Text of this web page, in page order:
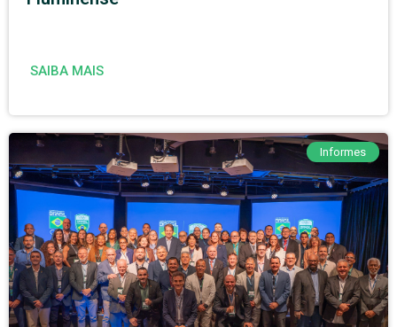
SAIBA MAIS
Informes